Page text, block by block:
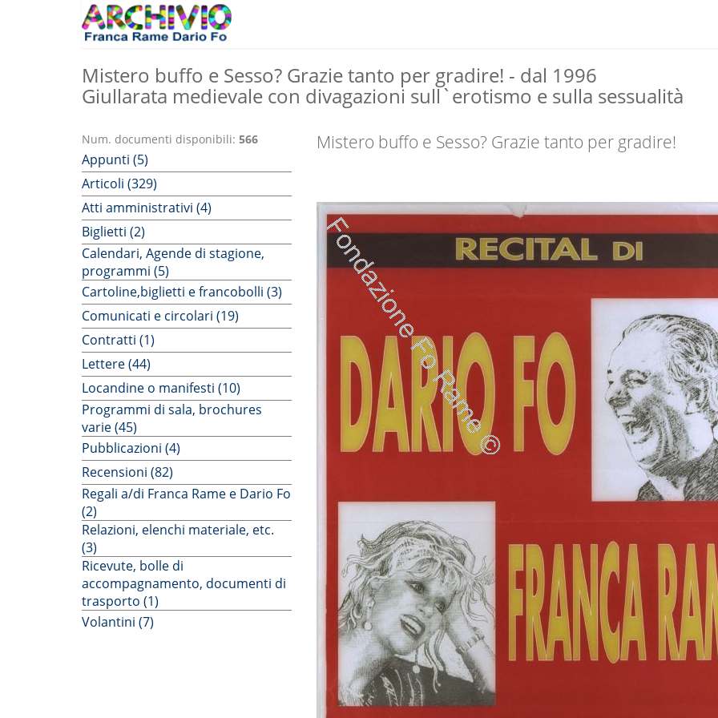
Mistero buffo e Sesso? Grazie tanto per gradire! - dal 1996
Giullarata medievale con divagazioni sull`erotismo e sulla sessualità
Num. documenti disponibili: 566
Appunti (5)
Articoli (329)
Atti amministrativi (4)
Biglietti (2)
Calendari, Agende di stagione,
programmi (5)
Cartoline,biglietti e francobolli (3)
Comunicati e circolari (19)
Contratti (1)
Lettere (44)
Locandine o manifesti (10)
Programmi di sala, brochures
varie (45)
Pubblicazioni (4)
Recensioni (82)
Regali a/di Franca Rame e Dario Fo
(2)
Relazioni, elenchi materiale, etc.
(3)
Ricevute, bolle di
accompagnamento, documenti di
trasporto (1)
Volantini (7)
Mistero buffo e Sesso? Grazie tanto per gradire!